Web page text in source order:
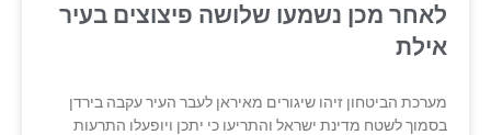
לאחר מכן נשמעו שלושה פיצוצים בעיר
אילת
מערכת הביטחון זיהו שיגורים מאיראן לעבר העיר עקבה בירדן
בסמוך לשטח מדינת ישראל והתריעו כי יתכן ויופעלו התרעות